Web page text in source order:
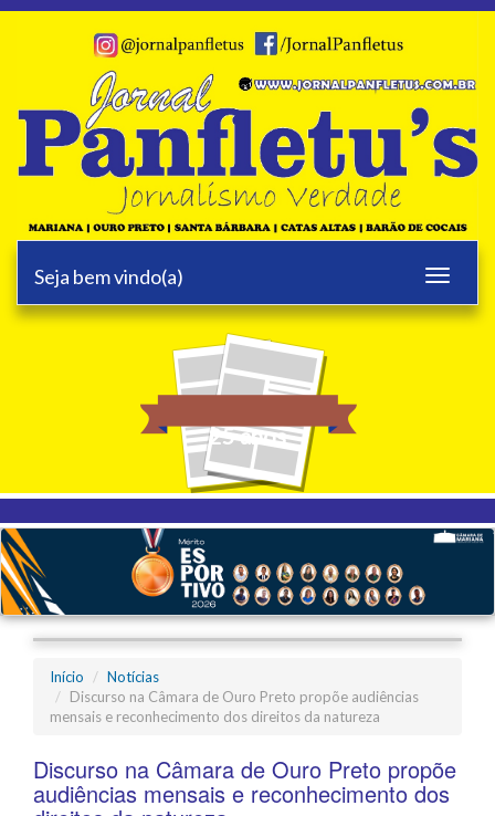
Toggle
Seja bem vindo(a)
25 anos
Início
Notícias
Discurso na Câmara de Ouro Preto propõe audiências
mensais e reconhecimento dos direitos da natureza
Discurso na Câmara de Ouro Preto propõe
audiências mensais e reconhecimento dos